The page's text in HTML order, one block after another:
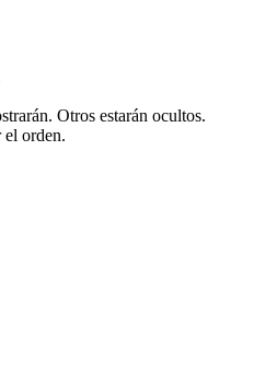
Otros estarán ocultos.
el orden.